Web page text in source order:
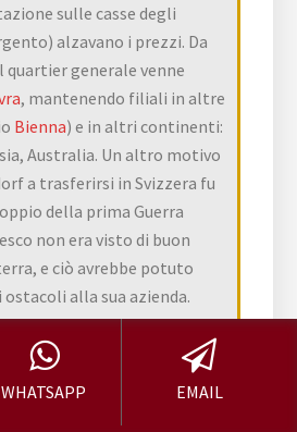
sulle casse degli
alzavano i prezzi. Da
generale venne
, mantenendo filiali in altre
Bienna) e in altri continenti:
Australia. Un altro motivo
a trasferirsi in Svizzera fu
della prima Guerra
non era visto di buon
e ciò avrebbe potuto
alla sua azienda.
Wikipedia
WHATSAPP EMAIL